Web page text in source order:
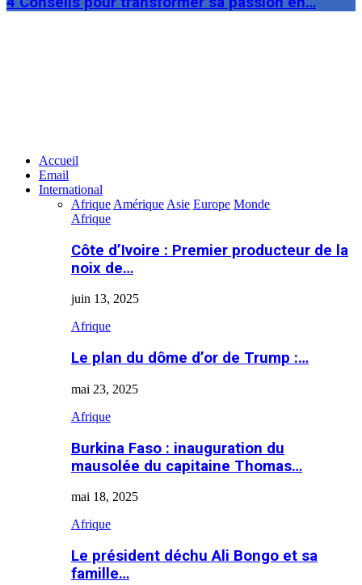
Accueil
Email
International
Afrique Amérique Asie Europe Monde
Afrique
Côte d’Ivoire : Premier producteur de la
noix de…
juin 13, 2025
Afrique
Le plan du dôme d’or de Trump :…
mai 23, 2025
Afrique
Burkina Faso : inauguration du
mausolée du capitaine Thomas…
mai 18, 2025
Afrique
Le président déchu Ali Bongo et sa
famille…